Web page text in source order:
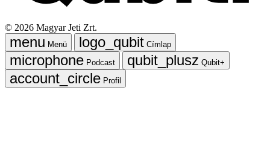
© 2026 Magyar Jeti Zrt.
Menü
Címlap
Podcast
Qubit+
Profil